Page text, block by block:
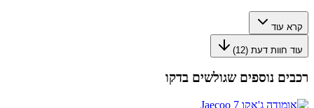
קרא עוד
עוד חוות דעת (12
)
רכבים נוספים שגולשים בדקו